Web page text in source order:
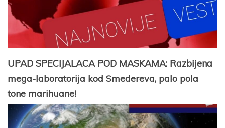
UPAD SPECIJALACA POD MASKAMA: Razbijena
mega-laboratorija kod Smedereva, palo pola
tone marihuane!